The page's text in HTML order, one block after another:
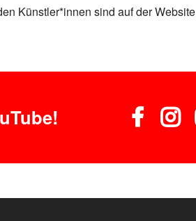
Künstler*innen sind auf der Website